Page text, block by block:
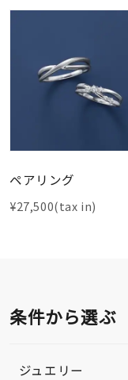
ペアリング
¥27,500(tax in)
条件から選ぶ
ジュエリー